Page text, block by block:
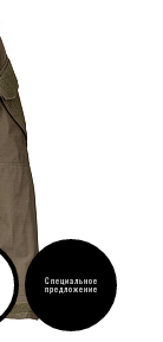
Специальное
предложение